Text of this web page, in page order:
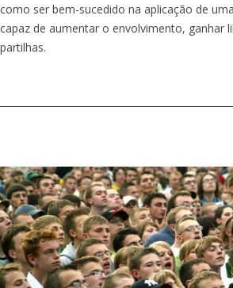
como ser bem-sucedido na aplicação de
capaz de aumentar o envolvimento, ganhar
partilhas.